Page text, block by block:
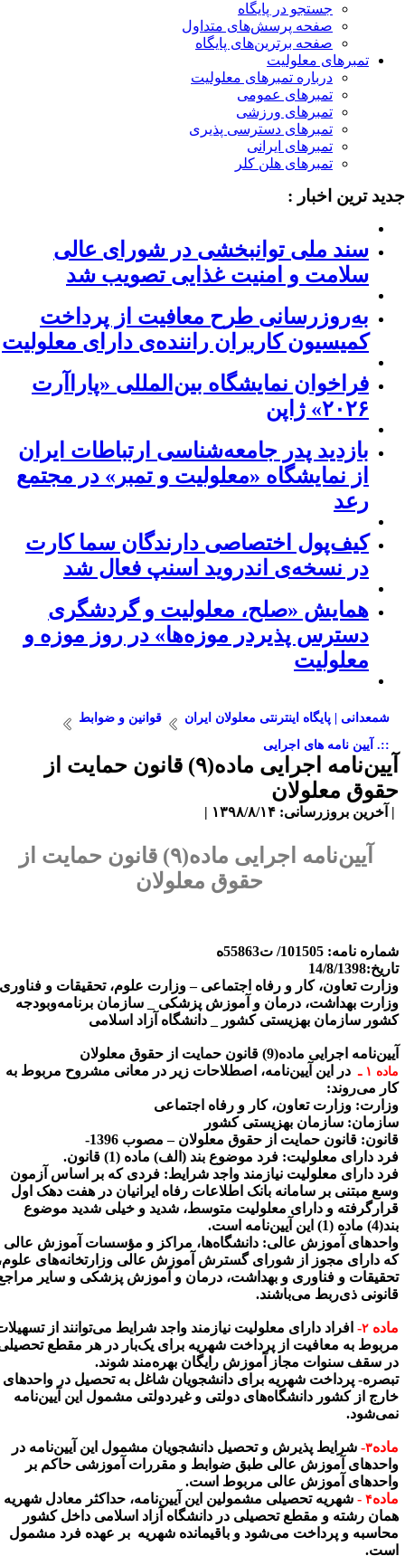
جستجو در پایگاه
صفحه پرسش‌های متداول
صفحه برترین‌های پایگاه
تمبرهای معلولیت
درباره تمبرهای معلولیت
تمبرهای عمومی
تمبرهای ورزشی
تمبرهای دسترسی پذیری
تمبرهای ایرانی
تمبرهای هلن کلر
ترین اخبار :
سند ملی توانبخشی در شورای عالی
سلامت و امنیت غذایی تصویب شد
به‌روزرسانی طرح معافیت از پرداخت
کمیسیون کاربران راننده‌ی دارای معلولیت
فراخوان نمایشگاه بین‌المللی «پاراآرت
۲۰۲۶» ژاپن
بازدید پدر جامعه‌شناسی ارتباطات ایران
از نمایشگاه «معلولیت و تمبر» در مجتمع
رعد
کیف‌پول اختصاصی دارندگان سما کارت
در نسخه‌ی اندروید اسنپ فعال شد
همایش «صلح، معلولیت و گردشگری
دسترس پذیردر موزه‌ها» در روز موزه و
معلولیت
شمعدانی | پایگاه اینترنتی معلولان ایران
قوانین و ضوابط
::. آیین نامه های اجرایی
آیین‌نامه اجرایی ماده(۹) قانون حمایت از
معلولان
بروزرسانی: ۱۳۹۸/۸/۱۴ |
آیین‌نامه اجرایی ماده(۹) قانون حمایت از
حقوق معلولان
نامه: 101505/ ت55863ه
8/1398
تعاون، کار و رفاه اجتماعی – وزارت علوم، تحقیقات و فناوری
بهداشت، درمان و آموزش پزشکی _ سازمان برنامه‌وبودجه
سازمان بهزیستی کشور _ دانشگاه آزاد اسلامی
اجرایی ماده(9) قانون حمایت از حقوق معلولان
۱ ـ
در این آیین‌نامه، اصطلاحات زیر در معانی مشروح مربوط به
می‌روند:
وزارت تعاون، کار و رفاه اجتماعی
سازمان بهزیستی کشور
قانون حمایت از حقوق معلولان – مصوب 1396-
دارای معلولیت:فرد موضوع بند (الف) ماده (1) قانون.
دارای معلولیت نیازمند واجد شرایط:فردی که بر اساس آزمون
مبتنی بر سامانه بانک اطلاعات رفاه ایرانیان در هفت دهک اول
و دارای معلولیت متوسط، شدید و خیلی شدید موضوع
(1) این آیین‌نامه است.
آموزش عالی:دانشگاه‌ها، مراکز و مؤسسات آموزش عالی
دارای مجوز از شورای گسترش آموزش عالی وزارتخانه‌های علوم،
و فناوری و بهداشت، درمان و آموزش پزشکی و سایر مراجع
ذی‌ربط می‌باشند.
۲ - افراد دارای معلولیت نیازمند واجد شرایط می‌توانند از تسهیلات
به معافیت از پرداخت شهریه برای یک‌بار در هر مقطع تحصیلی
سقف سنوات مجاز آموزش رایگان بهره‌مند شوند.
پرداخت شهریه برای دانشجویان شاغل به تحصیل در واحدهای
از کشور دانشگاه‌های دولتی و غیردولتی مشمول این آیین‌نامه
۳-شرایط پذیرش و تحصیل دانشجویان مشمول این آیین‌نامه در
آموزش عالی طبق ضوابط و مقررات آموزشی حاکم بر
آموزش عالی مربوط است.
۴ -شهریه تحصیلی مشمولین این آیین‌نامه، حداکثر معادل شهریه
رشته و مقطع تحصیلی در دانشگاه آزاد اسلامی داخل کشور
و پرداخت می‌شود و باقیمانده شهریه بر عهده فرد مشمول